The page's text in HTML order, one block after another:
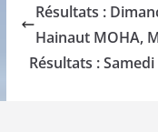
Résultats :
Hainaut MOHA,
Résultats :